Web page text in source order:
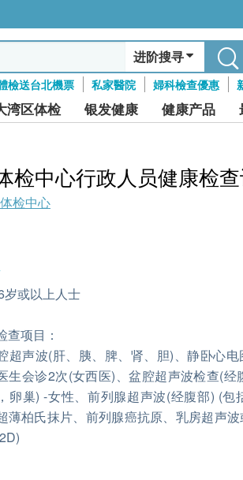
进阶搜寻
檢送台北機票 私家醫院 婦科檢查優惠
湾区体检 银发健康 健康产品
检中心行政人员健康检
检中心
岁或以上人士
查项目：
超声波(肝、胰、脾、肾、胆)、静卧心电
生会诊2次(女西医)、盆腔超声波检查(经
卵巢) -女性、前列腺超声波(经腹部) (包
薄柏氏抹片、前列腺癌抗原、乳房超声